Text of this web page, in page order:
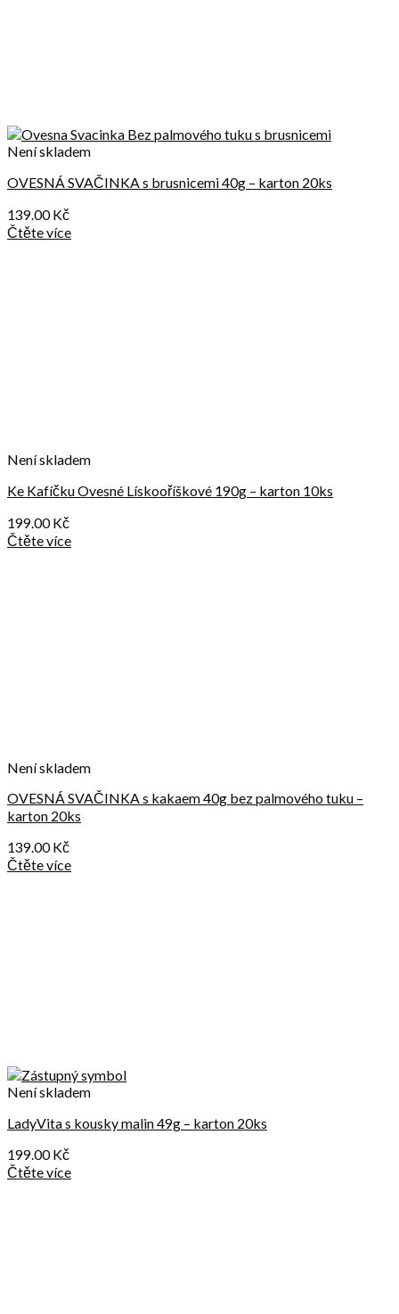
Není skladem
OVESNÁ SVAČINKA s brusnicemi 40g – karton 20ks
139.00Kč
Čtěte více
Není skladem
Ke Kafíčku Ovesné Lískooříškové 190g – karton 10ks
199.00Kč
Čtěte více
Není skladem
OVESNÁ SVAČINKA s kakaem 40g bez palmového tuku –
karton 20ks
139.00Kč
Čtěte více
Není skladem
LadyVita s kousky malin 49g – karton 20ks
199.00Kč
Čtěte více